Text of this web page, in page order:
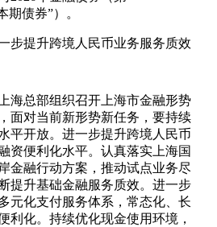
期债券”）。
步提升跨境人民币业务服务质效
海总部组织召开上海市金融形势
面对当前新形势新任务，要持续
平开放。进一步提升跨境人民币
资便利化水平。认真落实上海国
金融行动方案，推动试点业务尽
提升基础金融服务质效。进一步
元化支付服务体系，常态化、长
利化。持续优化现金使用环境，